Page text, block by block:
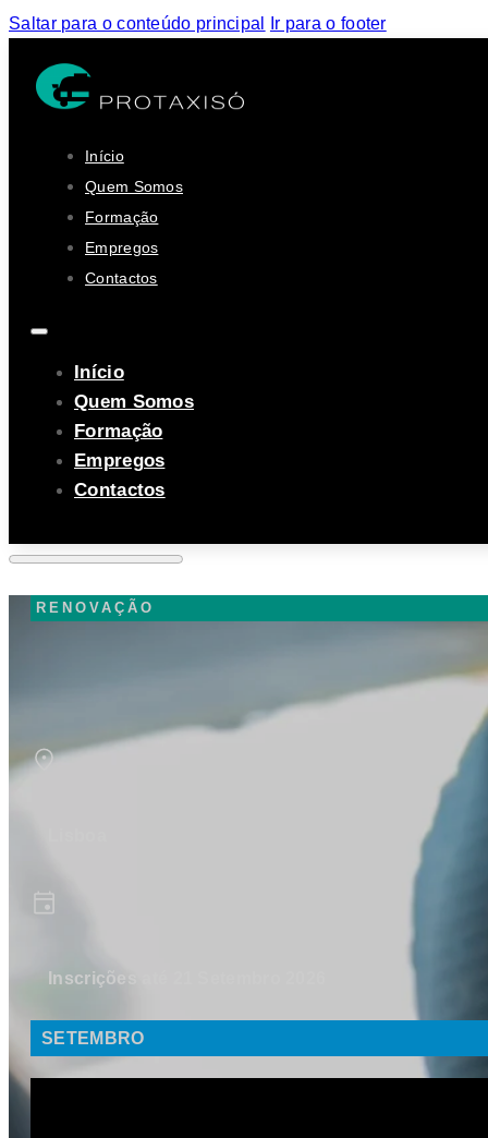
Saltar para o conteúdo principal Ir para o footer
Início
Quem Somos
Formação
Empregos
Contactos
Início
Quem Somos
Formação
Empregos
Contactos
RENOVAÇÃO
Inscrições até 21 Setembro 2026
SETEMBRO